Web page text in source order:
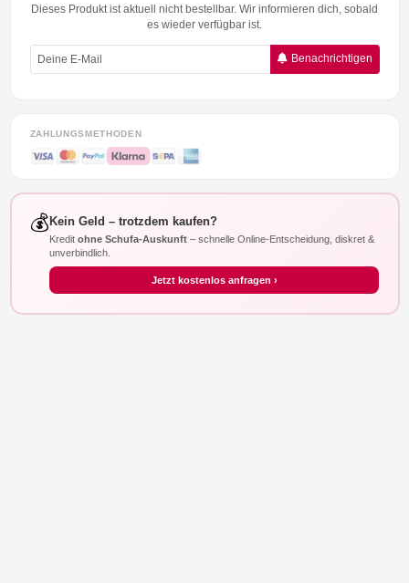
Dieses Produkt ist aktuell nicht bestellbar. Wir informieren dich, sobald
es wieder verfügbar ist.
Benachrichtigen
ZAHLUNGSMETHODEN
💰 Kein Geld – trotzdem kaufen?
Kredit ohne Schufa-Auskunft – schnelle Online-Entscheidung, diskret &
unverbindlich.
Jetzt kostenlos anfragen ›